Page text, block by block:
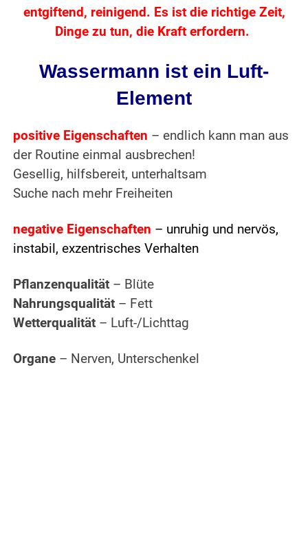
entgiftend, reinigend. Es ist die richtige Zeit,
Dinge zu tun, die Kraft erfordern.
Wassermann ist ein Luft-
Element
positive Eigenschaften – endlich kann man aus
der Routine einmal ausbrechen!
Gesellig, hilfsbereit, unterhaltsam
Suche nach mehr Freiheiten
negative Eigenschaften – unruhig und nervös,
instabil, exzentrisches Verhalten
Pflanzenqualität – Blüte
Nahrungsqualität – Fett
Wetterqualität – Luft-/Lichttag
Organe – Nerven, Unterschenkel